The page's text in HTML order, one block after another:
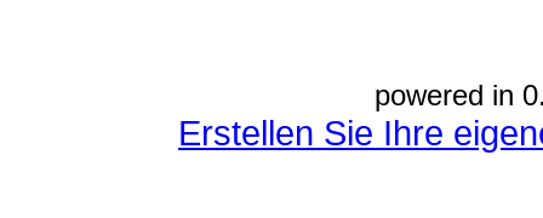
powered in
Erstellen Sie Ihre